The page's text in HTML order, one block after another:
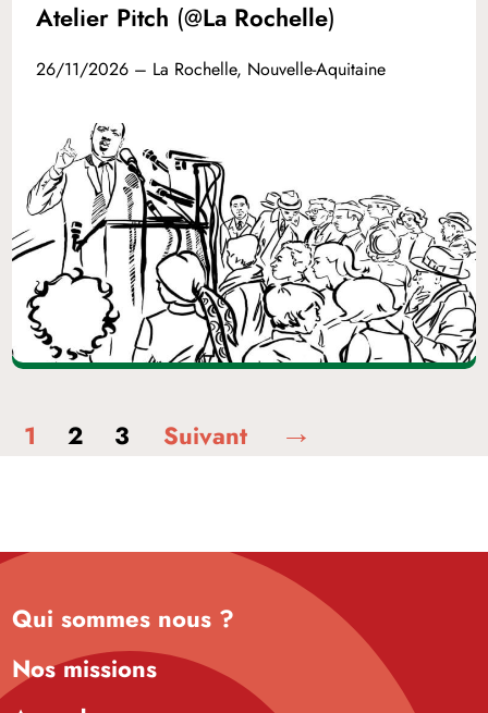
Atelier Pitch (@La Rochelle)
26/11/2026 – La Rochelle, Nouvelle-Aquitaine
1 2 3 Suivant
Qui sommes nous ?
Nos missions